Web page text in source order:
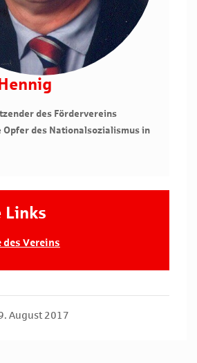
des Fördervereins
Opfer des Nationalsozialismus in
Links
des Vereins
August 2017